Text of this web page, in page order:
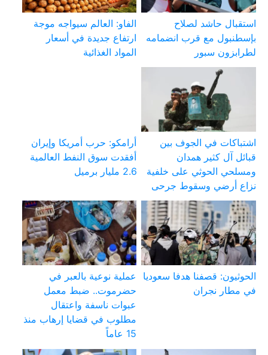
استقبال حاشد لصلاح
بإسطنبول مع قرب انضمامه
لطرابزون سبور
الفاو: العالم سيواجه موجة
ارتفاع جديدة في أسعار
المواد الغذائية
اشتباكات في الجوف بين
قبائل آل كثير همدان
ومسلحي الحوثي على خلفية
نزاع أرضي وسقوط جرحى
أرامكو: حرب أمريكا وإيران
أفقدت سوق النفط العالمية
2.6 مليار برميل
الحوثيون: قصفنا هدفا سعوديا
في مطار نجران
عملية نوعية بالعبر في
حضرموت.. ضبط معمل
عبوات ناسفة واعتقال
مطلوب في قضايا إرهاب منذ
15 عاماً